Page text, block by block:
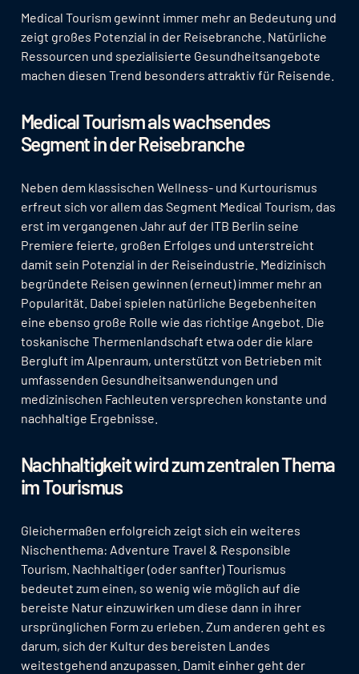
Medical Tourism gewinnt immer mehr an Bedeutung und
zeigt großes Potenzial in der Reisebranche. Natürliche
Ressourcen und spezialisierte Gesundheitsangebote
machen diesen Trend besonders attraktiv für Reisende.
Medical Tourism als wachsendes
Segment in der Reisebranche
Neben dem klassischen Wellness- und Kurtourismus
erfreut sich vor allem das Segment Medical Tourism, das
erst im vergangenen Jahr auf der ITB Berlin seine
Premiere feierte, großen Erfolges und unterstreicht
damit sein Potenzial in der Reiseindustrie. Medizinisch
begründete Reisen gewinnen (erneut) immer mehr an
Popularität. Dabei spielen natürliche Begebenheiten
eine ebenso große Rolle wie das richtige Angebot. Die
toskanische Thermenlandschaft etwa oder die klare
Bergluft im Alpenraum, unterstützt von Betrieben mit
umfassenden Gesundheitsanwendungen und
medizinischen Fachleuten versprechen konstante und
nachhaltige Ergebnisse.
Nachhaltigkeit wird zum zentralen Thema
im Tourismus
Gleichermaßen erfolgreich zeigt sich ein weiteres
Nischenthema: Adventure Travel & Responsible
Tourism. Nachhaltiger (oder sanfter) Tourismus
bedeutet zum einen, so wenig wie möglich auf die
bereiste Natur einzuwirken um diese dann in ihrer
ursprünglichen Form zu erleben. Zum anderen geht es
darum, sich der Kultur des bereisten Landes
weitestgehend anzupassen. Damit einher geht der